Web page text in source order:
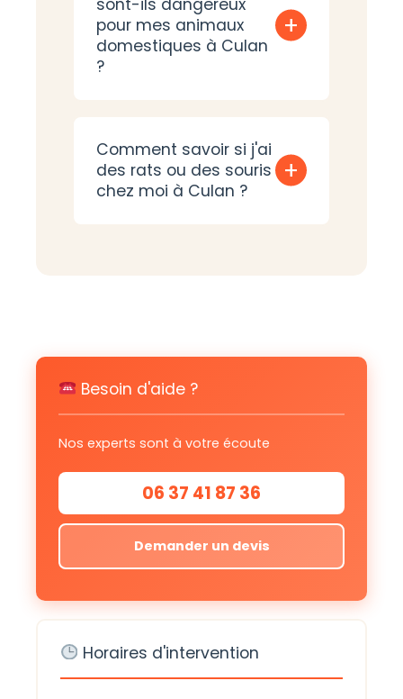
pour mes animaux
domestiques à Culan
?
+
Comment savoir si j'ai
des rats ou des souris
chez moi à Culan ?
+
Besoin d'aide ?
Nos experts sont à votre écoute
06 37 41 87 36
Demander un devis
Horaires d'intervention